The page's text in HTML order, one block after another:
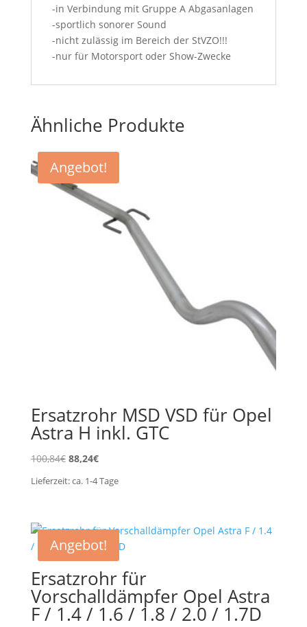
-in Verbindung mit Gruppe A Abgasanlagen
-sportlich sonorer Sound
-nicht zulässig im Bereich der StVZO!!!
-nur für Motorsport oder Show-Zwecke
Ähnliche Produkte
Angebot!
Ersatzrohr MSD VSD für Opel
Astra H inkl. GTC
100,84€ Ursprünglicher
88,24€Aktueller
ist:
Lieferzeit:ca. 1-4Tage
Angebot!
Ersatzrohr für
Vorschalldämpfer Opel Astra
F / 1.4 / 1.6 / 1.8 / 2.0 / 1.7D